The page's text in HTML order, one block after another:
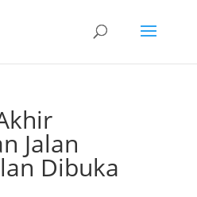
Jalan
Dibuka